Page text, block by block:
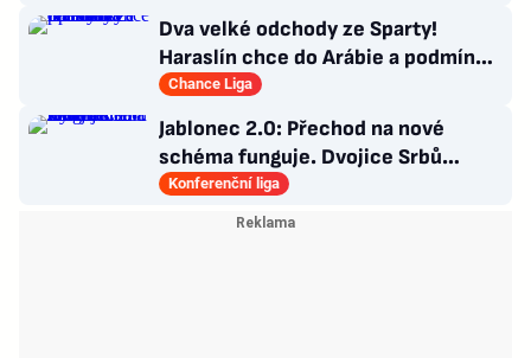
Dva velké odchody ze Sparty!
Haraslín chce do Arábie a podmínky
Kuchtova transferu
Chance Liga
Jablonec 2.0: Přechod na nové
schéma funguje. Dvojice Srbů
klíčem k modernímu stylu
Konferenční liga